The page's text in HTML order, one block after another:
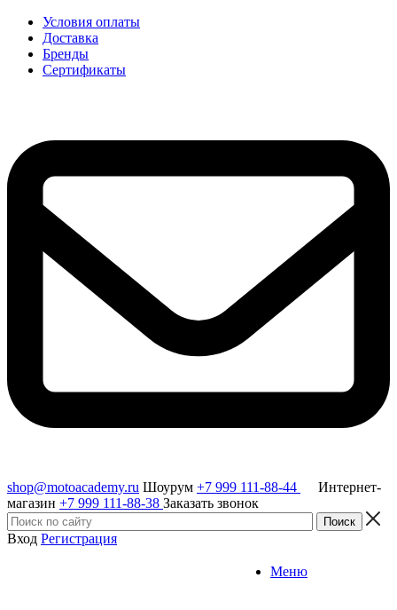
Условия оплаты
Доставка
Бренды
Сертификаты
shop@motoacademy.ru Шоурум +7 999 111-88-44
Интернет-
магазин +7 999 111-88-38 Заказать звонок
Вход Регистрация
Меню